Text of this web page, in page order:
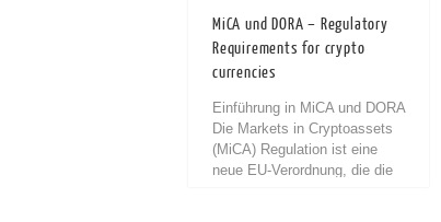
MiCA und DORA – Regulatory
Requirements for crypto
currencies
Einführung in MiCA und DORA
Die Markets in Cryptoassets
(MiCA) Regulation ist eine
neue EU-Verordnung, die die